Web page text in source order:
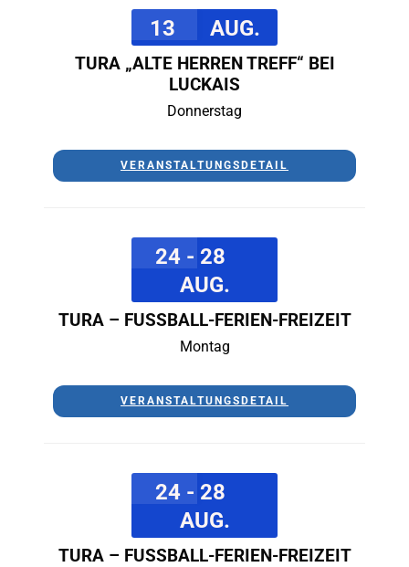
13 AUG.
TURA „ALTE HERREN TREFF“ BEI
LUCKAIS
Donnerstag
VERANSTALTUNGSDETAIL
24 - 28
AUG.
TURA – FUSSBALL-FERIEN-FREIZEIT
Montag
VERANSTALTUNGSDETAIL
24 - 28
AUG.
TURA – FUSSBALL-FERIEN-FREIZEIT